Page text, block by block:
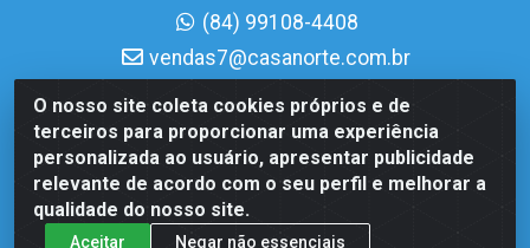
O nosso site coleta cookies próprios e de
terceiros para proporcionar uma experiência
personalizada ao usuário, apresentar publicidade
relevante de acordo com o seu perfil e melhorar a
qualidade do nosso site.
Aceitar Negar não essenciais
(84) 99108-4408
vendas7@casanorte.com.br
Casa Norte LTDA - Av. Interventor Mário Câmara, 1815 -
Dix-Sept Rosado, Natal/RN - CEP 59054-600 - CNPJ
08.713.513/0001-51